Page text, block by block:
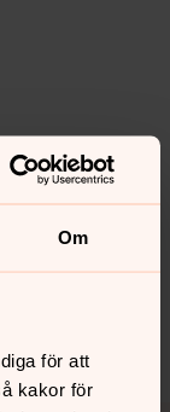
Om
för att
kakor för